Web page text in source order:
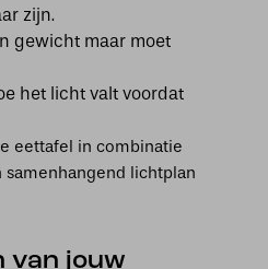
zijn.
gewicht maar moet
het licht valt voordat
eettafel in combinatie
samenhangend lichtplan
van jouw